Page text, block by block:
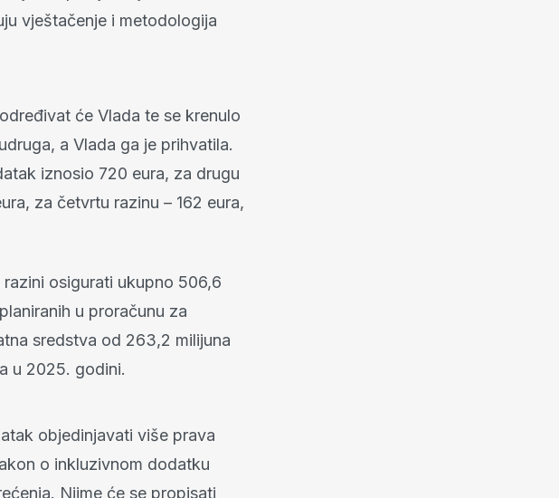
vještačenje i metodologija
će Vlada te se krenulo
a Vlada ga je prihvatila.
iznosio 720 eura, za drugu
za četvrtu razinu – 162 eura,
osigurati ukupno 506,6
u proračunu za
sredstva od 263,2 milijuna
u 2025. godini.
objedinjavati više prava
o inkluzivnom dodatku
Njime će se propisati